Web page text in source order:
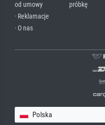
od umowy
· Reklamacje
· O nas
próbkę
Polska